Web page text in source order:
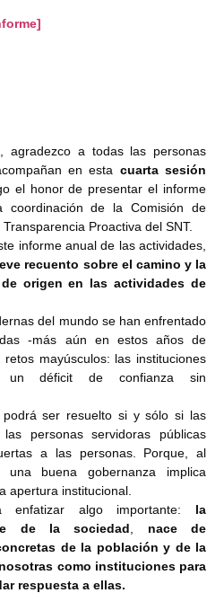
agradezco a todas las personas
en esta cuarta sesión
el honor de presentar el informe
coordinación de la Comisión de
Proactiva del SNT.
informe anual de las actividades,
recuento sobre el camino y la
origen en las actividades de
del mundo se han enfrentado
-más aún en estos años de
mayúsculos: las instituciones
un déficit de confianza sin
podrá ser resuelto si y sólo si las
las personas servidoras públicas
a las personas. Porque, al
una buena gobernanza implica
apertura institucional.
enfatizar algo importante: la
de la sociedad
nace de
s de la población y de la
como instituciones para
respuesta a ellas.